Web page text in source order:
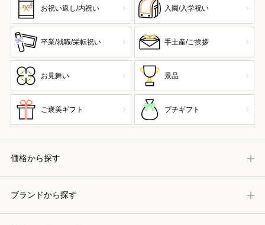
お祝い返し/内祝い 入園/入学祝い
卒業/就職/栄転祝い 手土産/ご挨拶
お見舞い 景品
ご褒美ギフト プチギフト
価格から探す
ブランドから探す